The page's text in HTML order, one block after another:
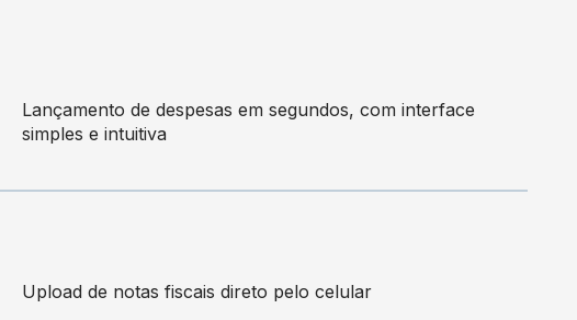
Lançamento de despesas em segundos, com interface
simples e intuitiva
Upload de notas fiscais direto pelo celular